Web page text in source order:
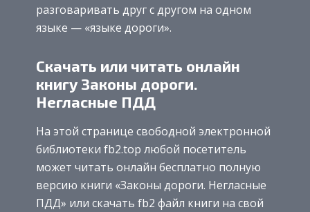
разговаривать друг с другом на одном
языке — «языке дороги».
Скачать или читать онлайн
книгу Законы дороги.
Негласные ПДД
На этой странице свободной электронной
библиотеки fb2.top любой посетитель
может читать онлайн бесплатно полную
версию книги «Законы дороги. Негласные
ПДД» или скачать fb2 файл книги на свой